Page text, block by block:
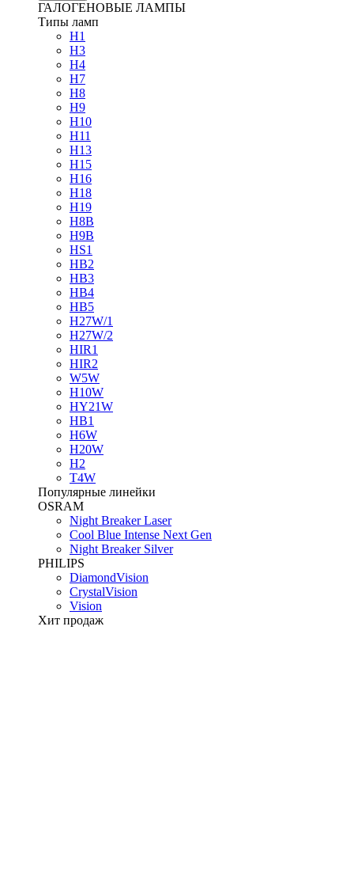
ГАЛОГЕНОВЫЕ ЛАМПЫ
Типы ламп
H1
H3
H4
H7
H8
H9
H10
H11
H13
H15
H16
H18
H19
H8B
H9B
HS1
HB2
HB3
HB4
HB5
H27W/1
H27W/2
HIR1
HIR2
W5W
H10W
HY21W
HB1
H6W
H20W
H2
T4W
Популярные линейки
OSRAM
Night Breaker Laser
Cool Blue Intense Next Gen
Night Breaker Silver
PHILIPS
DiamondVision
CrystalVision
Vision
Хит продаж